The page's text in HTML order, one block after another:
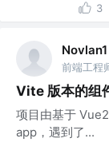
3
Novlan1
前端工程
Vite 版本的组
项目由基于
app，遇到了...